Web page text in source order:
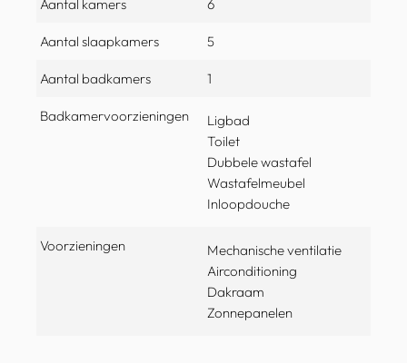
Aantal kamers 6
Aantal slaapkamers 5
Aantal badkamers 1
Badkamervoorzieningen
Ligbad
Toilet
Dubbele wastafel
Wastafelmeubel
Inloopdouche
Voorzieningen
Mechanische ventilatie
Airconditioning
Dakraam
Zonnepanelen